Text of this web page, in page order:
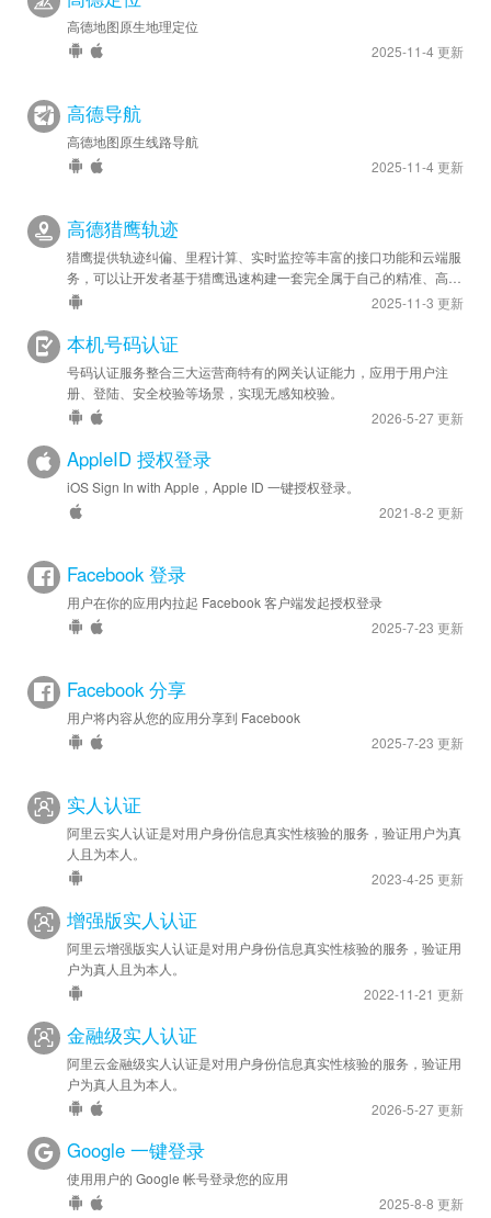
高德地图原生地理定位
2025-11-4 更新
高德导航
高德地图原生线路导航
2025-11-4 更新
高德猎鹰轨迹
猎鹰提供轨迹纠偏、里程计算、实时监控等丰富的接口功能和云端服
务，可以让开发者基于猎鹰迅速构建一套完全属于自己的精准、高效
的轨迹管理系统，应用于车队管理、人员管理等领域。2025-11-3 更新
本机号码认证
号码认证服务整合三大运营商特有的网关认证能力，应用于用户注
册、登陆、安全校验等场景，实现无感知校验。
2026-5-27 更新
AppleID 授权登录
iOS Sign In with Apple，Apple ID 一键授权登录。
2021-8-2 更新
Facebook 登录
用户在你的应用内拉起 Facebook 客户端发起授权登录
2025-7-23 更新
Facebook 分享
用户将内容从您的应用分享到 Facebook
2025-7-23 更新
实人认证
阿里云实人认证是对用户身份信息真实性核验的服务，验证用户为真
人且为本人。
2023-4-25 更新
增强版实人认证
阿里云增强版实人认证是对用户身份信息真实性核验的服务，验证用
户为真人且为本人。
2022-11-21 更新
金融级实人认证
阿里云金融级实人认证是对用户身份信息真实性核验的服务，验证用
户为真人且为本人。
2026-5-27 更新
Google 一键登录
使用用户的 Google 帐号登录您的应用
2025-8-8 更新